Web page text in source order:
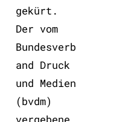
gekürt.
Der vom
Bundesverb
and Druck
und Medien
(bvdm)
vergebene